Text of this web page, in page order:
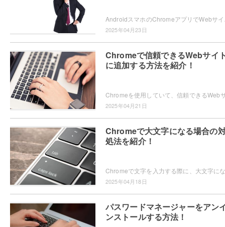
2025年04月23日
Chromeで信頼できるWebサイ
に追加する方法を紹介！
2025年04月21日
Chromeで大文字になる場合の
処法を紹介！
2025年04月18日
パスワードマネージャーをアン
ンストールする方法！